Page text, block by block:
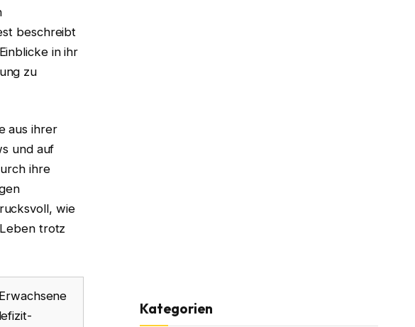
beschreibt
in ihr
zu
aus ihrer
und auf
ihre
wie
trotz
Kategorien